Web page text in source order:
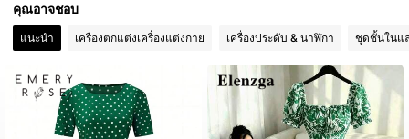
4.90 950K ผู้ติดตาม
4.90 950K ผู้ติดตาม
คุณอาจชอบ
แนะนำ เครื่องตกแต่งเครื่องแต่งกาย เครื่องประดับ & นาฬิกา ชุดชั้นในแ